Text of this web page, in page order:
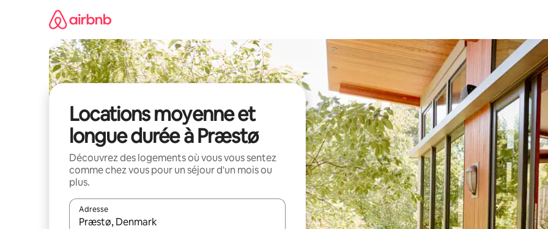
Locations moyenne et
longue durée à Præstø
Découvrez des logements où vous vous sentez
comme chez vous pour un séjour d'un mois ou
plus.
Adresse
Lorsque les résultats s'affichent, utilisez les flèches vers le haut et vers le bas pour les parcourir ou en appuyant et en